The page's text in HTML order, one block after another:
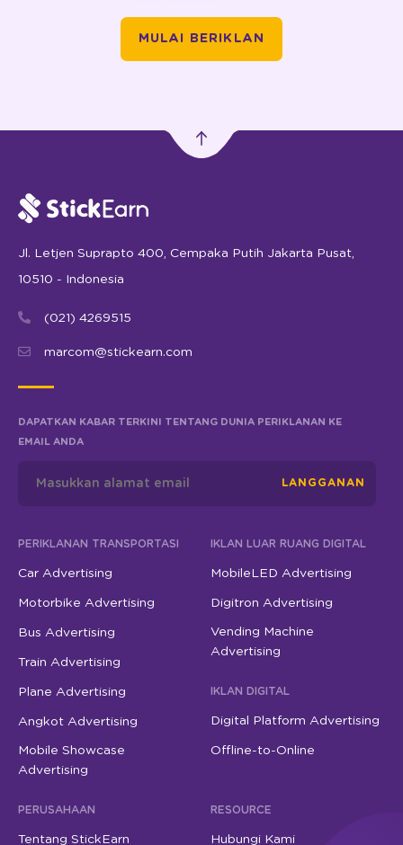
MULAI BERIKLAN
Jl. Letjen Suprapto 400, Cempaka Putih Jakarta Pusat,
10510 - Indonesia
(021) 4269515
marcom@stickearn.com
DAPATKAN KABAR TERKINI TENTANG DUNIA PERIKLANAN KE
EMAIL ANDA
LANGGANAN
PERIKLANAN TRANSPORTASI
Car Advertising
Motorbike Advertising
Bus Advertising
Train Advertising
Plane Advertising
Angkot Advertising
Mobile Showcase
Advertising
IKLAN LUAR RUANG DIGITAL
MobileLED Advertising
Digitron Advertising
Vending Machine
Advertising
IKLAN DIGITAL
Digital Platform Advertising
Offline-to-Online
PERUSAHAAN
Tentang StickEarn
RESOURCE
Hubungi Kami